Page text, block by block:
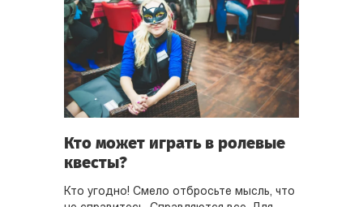
Кто может играть в ролевые
квесты?
Кто угодно! Смело отбросьте мысль, что